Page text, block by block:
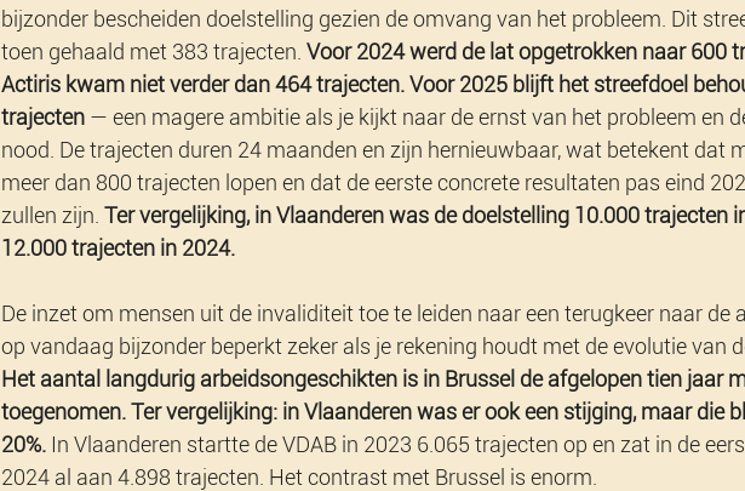
bijzonder bescheiden doelstelling gezien de omvang van het probleem. Dit
toen gehaald met 383 trajecten. Voor 2024 werd de lat opgetrokken naar 600
Actiris kwam niet verder dan 464 trajecten.Voor 2025 blijft het streefdoel
trajecten — een magere ambitie als je kijkt naar de ernst van het probleem en
nood. De trajecten duren 24 maanden en zijn hernieuwbaar, wat betekent dat
meer dan 800 trajecten lopen en dat de eerste concrete resultaten pas eind
zullen zijn. Ter vergelijking, in Vlaanderen was de doelstelling 10.000 trajecten
12.000 trajecten in 2024.
De inzet om mensen uit de invaliditeit toe te leiden naar een terugkeer naar de
op vandaag bijzonder beperkt zeker als je rekening houdt met de evolutie van
Het aantal langdurig arbeidsongeschikten is in Brussel de afgelopen tien jaar
toegenomen. Ter vergelijking: in Vlaanderen was er ook een stijging, maar die
20%. In Vlaanderen startte de VDAB in 2023 6.065 trajecten op en zat in de
2024 al aan 4.898 trajecten. Het contrast met Brussel is enorm.